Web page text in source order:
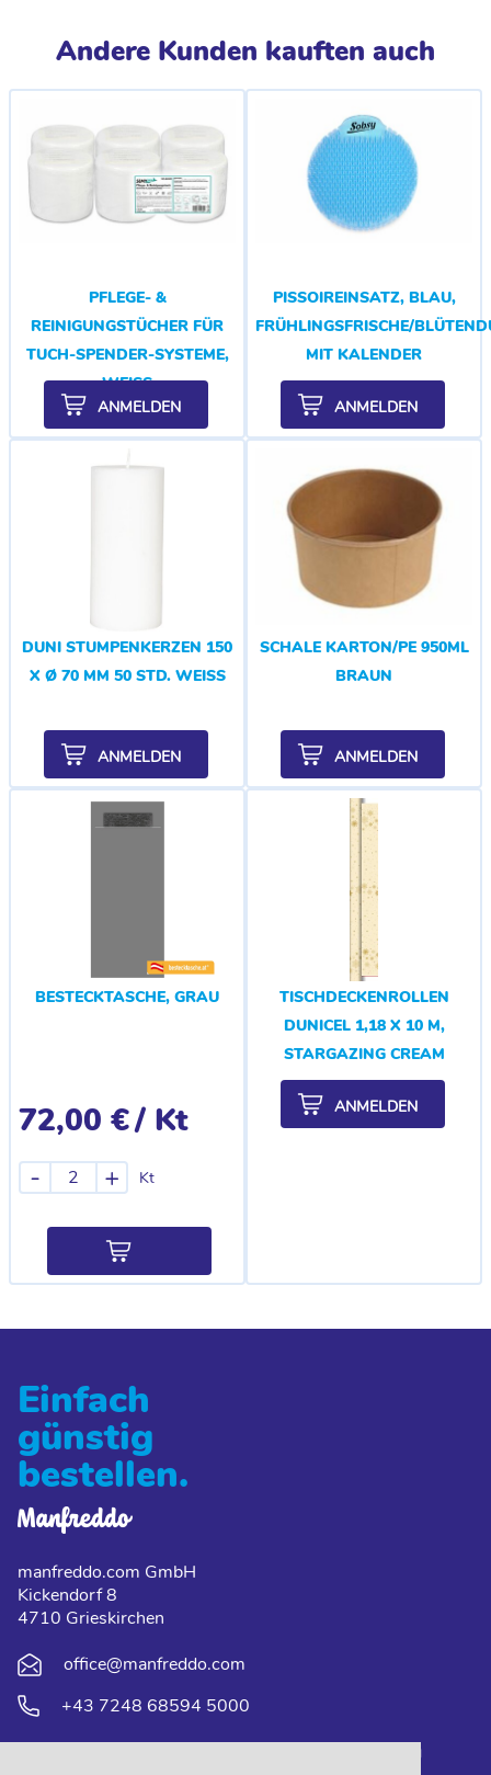
Andere Kunden kauften auch
PFLEGE- &
REINIGUNGSTÜCHER FÜR
TUCH-SPENDER-SYSTEME,
WEISS
ANMELDEN
PISSOIREINSATZ, BLAU,
FRÜHLINGSFRISCHE/
MIT KALENDER
ANMELDEN
DUNI STUMPENKERZEN 150
X Ø 70 MM 50 STD. WEISS
ANMELDEN
SCHALE KARTON/PE 950ML
BRAUN
ANMELDEN
BESTECKTASCHE, GRAU
72,00 €/ Kt
Kt
- +
TISCHDECKENROLLEN
DUNICEL 1,18 X 10 M,
STARGAZING CREAM
ANMELDEN
Einfach
günstig
bestellen.
manfreddo.com GmbH
Kickendorf 8
4710 Grieskirchen
office@manfreddo.com
+43 7248 68594 5000
Lieferung und Zahlung